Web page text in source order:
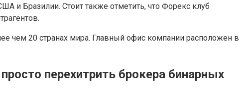
и Бразилии. Стоит также отметить, что Форекс клуб
чем 20 странах мира. Главный офис компании расположен в
перехитрить брокера бинарных